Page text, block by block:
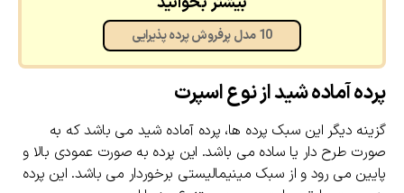
10 مدل پرفروش پرده پذیرایی
پرده آماده شید از نوع اسپرت
گزینه دیگر این سبک پرده ها، پرده آماده شید می باشد که به
صورت طرح دار یا ساده می باشد. این پرده به صورت عمودی بالا و
پایین می رود و از سبک مینیمالیستی برخوردار می باشد. این پرده